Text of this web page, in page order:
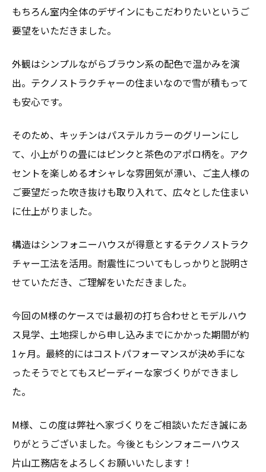
もちろん室内全体のデザインにもこだわりたいというご
要望をいただきました。
外観はシンプルながらブラウン系の配色で温かみを演
出。テクノストラクチャーの住まいなので雪が積もって
も安心です。
そのため、キッチンはパステルカラーのグリーンにし
て、小上がりの畳にはピンクと茶色のアポロ柄を。アク
セントを楽しめるオシャレな雰囲気が漂い、ご主人様の
ご要望だった吹き抜けも取り入れて、広々とした住まい
に仕上がりました。
構造はシンフォニーハウスが得意とするテクノストラク
チャー工法を活用。耐震性についてもしっかりと説明さ
せていただき、ご理解をいただきました。
今回のM様のケースでは最初の打ち合わせとモデルハウ
ス見学、土地探しから申し込みまでにかかった期間が約
1ヶ月。最終的にはコストパフォーマンスが決め手にな
ったそうでとてもスピーディーな家づくりができまし
た。
M様、この度は弊社へ家づくりをご相談いただき誠にあ
りがとうございました。今後ともシンフォニーハウス
片山工務店をよろしくお願いいたします！